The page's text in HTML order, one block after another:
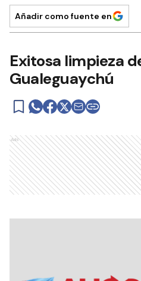
Añadir como fuente en
Exitosa limpieza
Gualeguaychú
Ads